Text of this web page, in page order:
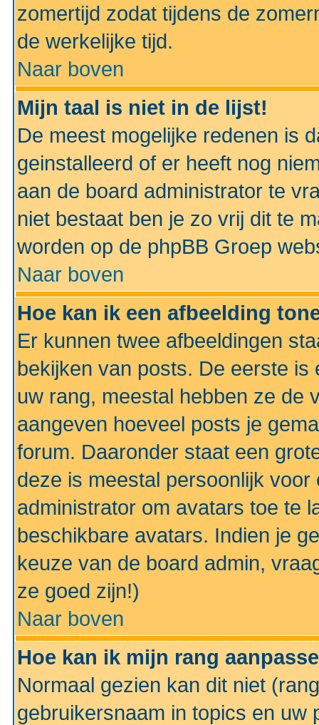
zomertijd zodat tijdens de
de werkelijke tijd.
Naar boven
Mijn taal is niet in de lijst!
De meest mogelijke redenen is
geinstalleerd of er heeft nog
aan de board administrator te
niet bestaat ben je zo vrij dit te
worden op de phpBB Groep
Naar boven
Hoe kan ik een afbeelding
Er kunnen twee afbeeldingen
bekijken van posts. De eerste
uw rang, meestal hebben ze de
aangeven hoeveel posts je
forum. Daaronder staat een
deze is meestal persoonlijk
administrator om avatars toe te
beschikbare avatars. Indien je
keuze van de board admin,
ze goed zijn!)
Naar boven
Hoe kan ik mijn rang
Normaal gezien kan dit niet
gebruikersnaam in topics en uw